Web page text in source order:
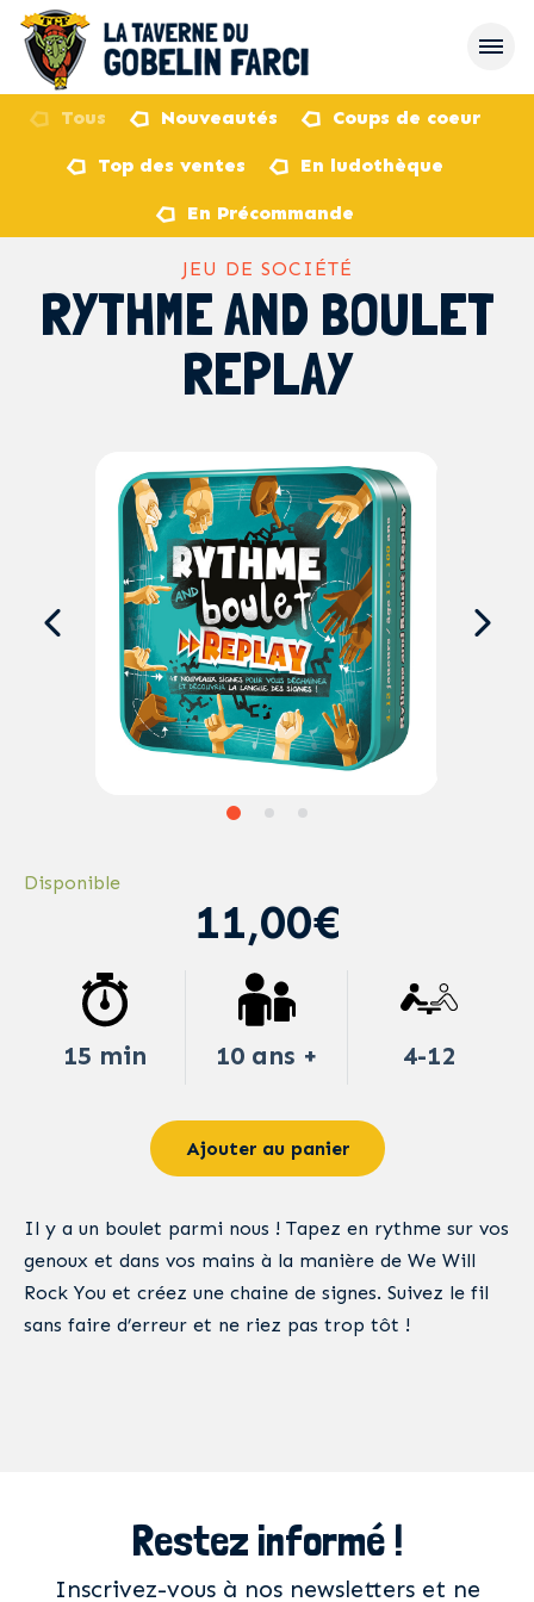
Tous Nouveautés Coups de coeur
Top des ventes En ludothèque
En Précommande
JEU DE SOCIÉTÉ
RYTHME AND BOULET
REPLAY
Disponible
11,00€
15 min 10 ans + 4-12
Ajouter au panier
Il y a un boulet parmi nous ! Tapez en rythme sur vos
genoux et dans vos mains à la manière de We Will
Rock You et créez une chaine de signes. Suivez le fil
sans faire d’erreur et ne riez pas trop tôt !
Restez informé !
Inscrivez-vous à nos newsletters et ne